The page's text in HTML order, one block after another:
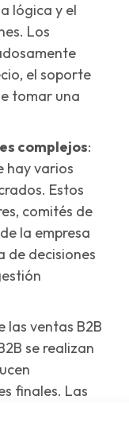
lógica y el
Los
el soporte
tomar una
complejos:
hay varios
Estos
comités de
la empresa
de decisiones
las ventas B2B
se realizan
finales. Las